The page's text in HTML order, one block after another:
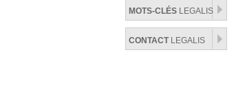
MOTS-CLÉS LEGALIS
CONTACTLEGALIS